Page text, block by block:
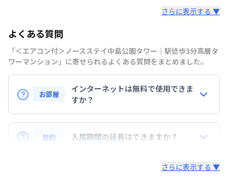
部屋の向き
禁煙・喫煙
喫煙可
交通
札幌市南北線すすきの駅徒歩10分
駐車場
さらに表示する ▼
よくある質問
「＜エアコン付＞ノースステイ中島公園タワー｜駅徒歩3分高層タ
ワーマンション」に寄せられるよくある質問をまとめました。
お部屋
インターネットは無料で使用できま
すか？
はい、当社が管理するマンスリーマンションでは、全
物件でインターネット（Wi-Fi）を無料でご利用いた
だけます。ご入居後、すぐに接続できる環境が整って
ん。テレワークや動画視聴、オンライン授業など、幅
契約 入居期間の延長はできますか？
れば、空室状況に応じてご延長の再契約が可能です。
さらに表示する ▼